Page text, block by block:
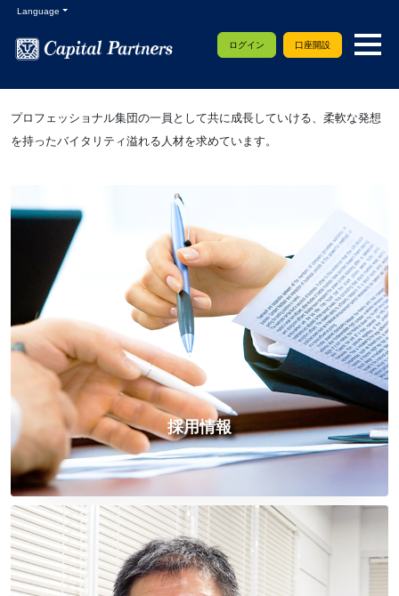
Language
ログイン 口座開設
プロフェッショナル集団の一員として共に成長していける、柔軟な発想
を持ったバイタリティ溢れる人材を求めています。
採用情報